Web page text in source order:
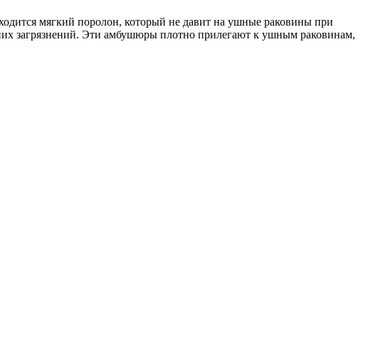
мягкий поролон, который не давит на ушные раковины при
загрязнений. Эти амбушюры плотно прилегают к ушным раковинам,